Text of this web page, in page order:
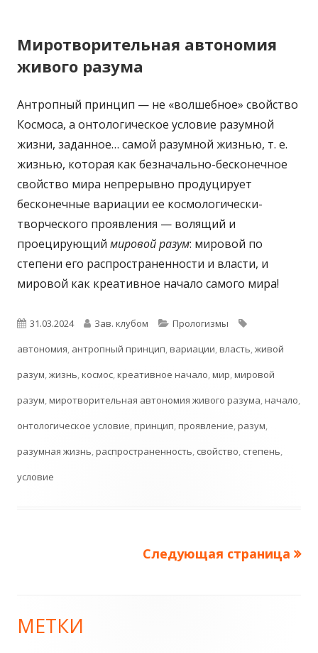
Миротворительная автономия
живого разума
Антропный принцип — не «волшебное» свойство
Космоса, а онтологическое условие разумной
жизни, заданное… самой разумной жизнью, т. е.
жизнью, которая как безначально-бесконечное
свойство мира непрерывно продуцирует
бесконечные вариации ее космологически-
творческого проявления — волящий и
проецирующий мировой разум: мировой по
степени его распространенности и власти, и
мировой как креативное начало самого мира!
Опубликовано
31.03.2024 Автор
Зав. клубом Рубрики
Прологизмы
автономия, антропный принцип,вариации,власть,живой
разум,жизнь,космос,креативное начало,мир,мировой
разум,миротворительная автономия живого разума,начало,
онтологическое условие,принцип,проявление,разум,
разумная жизнь,распространенность, свойство, степень,
условие
Следующая страница
Главная
МЕТКИ